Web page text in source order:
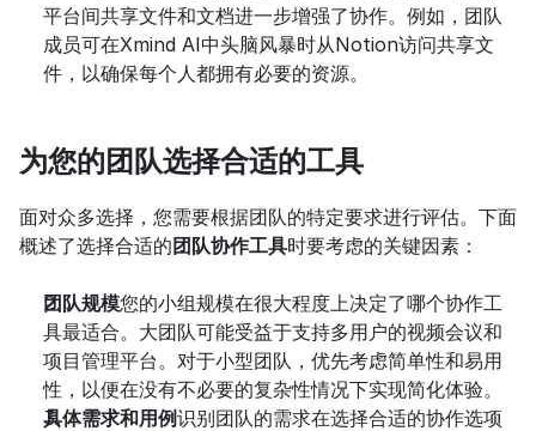
平台间共享文件和文档进一步增强了协作。例如，团队
成员可在Xmind AI中头脑风暴时从Notion访问共享文
件，以确保每个人都拥有必要的资源。
为您的团队选择合适的工具
面对众多选择，您需要根据团队的特定要求进行评估。下面
概述了选择合适的团队协作工具时要考虑的关键因素：
团队规模您的小组规模在很大程度上决定了哪个协作工
具最适合。大团队可能受益于支持多用户的视频会议和
项目管理平台。对于小型团队，优先考虑简单性和易用
性，以便在没有不必要的复杂性情况下实现简化体验。
具体需求和用例识别团队的需求在选择合适的协作选项